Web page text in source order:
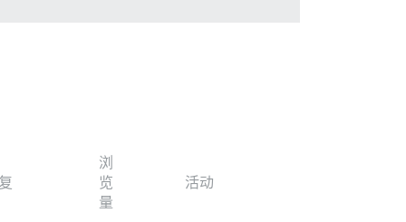
浏
览
量
活动